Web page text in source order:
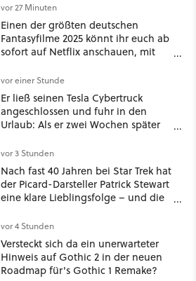
vor 27 Minuten
Einen der größten deutschen
Fantasyfilme 2025 könnt ihr euch ab
sofort auf Netflix anschauen, mit
vor einer Stunde
Er ließ seinen Tesla Cybertruck
angeschlossen und fuhr in den
Urlaub: Als er zwei Wochen später
mehr an [Best of GameStar]
vor 3 Stunden
Nach fast 40 Jahren bei Star Trek hat
der Picard-Darsteller Patrick Stewart
eine klare Lieblingsfolge – und die
vor 4 Stunden
Versteckt sich da ein unerwarteter
Hinweis auf Gothic 2 in der neuen
Roadmap für's Gothic 1 Remake?